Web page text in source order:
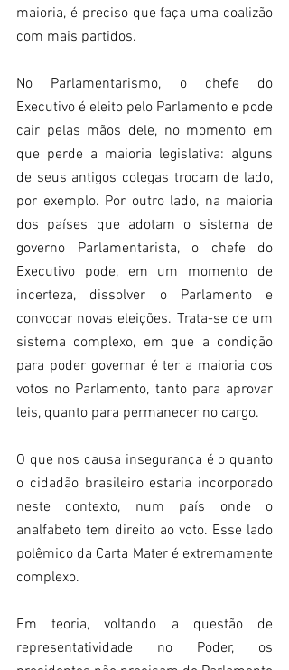
maioria, é preciso que faça uma coalizão
com mais partidos.
No Parlamentarismo, o chefe do
Executivo é eleito pelo Parlamento e pode
cair pelas mãos dele, no momento em
que perde a maioria legislativa: alguns
de seus antigos colegas trocam de lado,
por exemplo. Por outro lado, na maioria
dos países que adotam o sistema de
governo Parlamentarista, o chefe do
Executivo pode, em um momento de
incerteza, dissolver o Parlamento e
convocar novas eleições. Trata-se de um
sistema complexo, em que a condição
para poder governar é ter a maioria dos
votos no Parlamento, tanto para aprovar
leis, quanto para permanecer no cargo.
O que nos causa insegurança é o quanto
o cidadão brasileiro estaria incorporado
neste contexto, num país onde o
analfabeto tem direito ao voto. Esse lado
polêmico da Carta Mater é extremamente
complexo.
Em teoria, voltando a questão de
representatividade no Poder, os